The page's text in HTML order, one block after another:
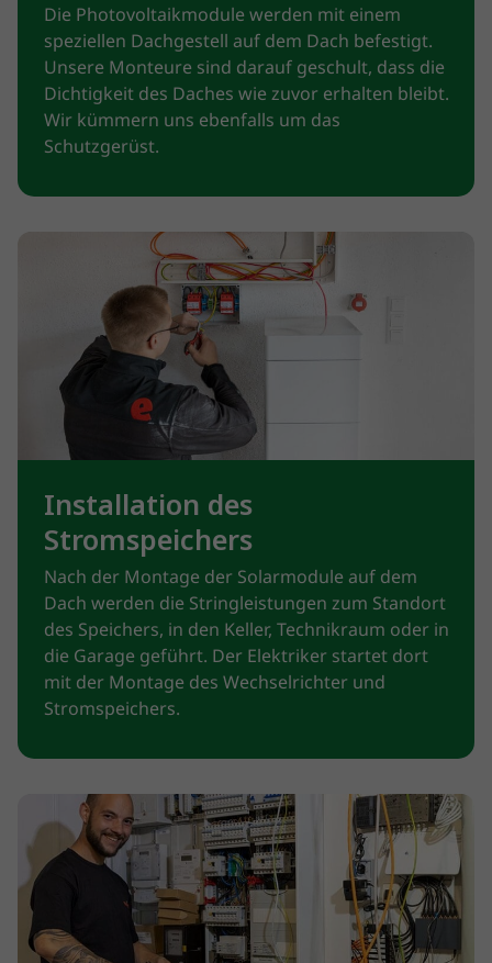
Die Photovoltaikmodule werden mit einem
speziellen Dachgestell auf dem Dach befestigt.
Unsere Monteure sind darauf geschult, dass die
Dichtigkeit des Daches wie zuvor erhalten bleibt.
Wir kümmern uns ebenfalls um das
Schutzgerüst.
Installation des
Stromspeichers
Nach der Montage der Solarmodule auf dem
Dach werden die Stringleistungen zum Standort
des Speichers, in den Keller, Technikraum oder in
die Garage geführt. Der Elektriker startet dort
mit der Montage des Wechselrichter und
Stromspeichers.